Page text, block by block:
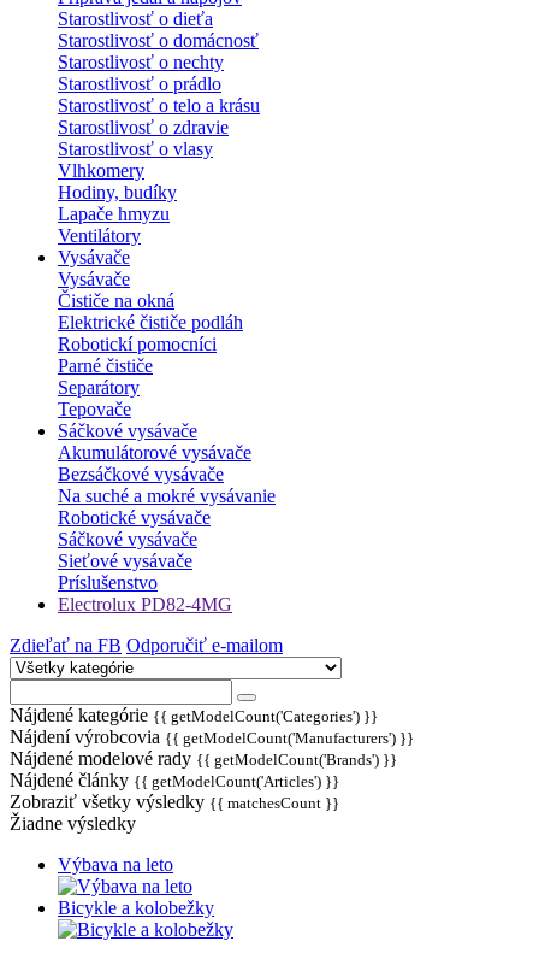
Starostlivosť o dieťa
Starostlivosť o domácnosť
Starostlivosť o nechty
Starostlivosť o prádlo
Starostlivosť o telo a krásu
Starostlivosť o zdravie
Starostlivosť o vlasy
Vlhkomery
Hodiny, budíky
Lapače hmyzu
Ventilátory
Vysávače
Vysávače
Čističe na okná
Elektrické čističe podláh
Robotickí pomocníci
Parné čističe
Separátory
Tepovače
Sáčkové vysávače
Akumulátorové vysávače
Bezsáčkové vysávače
Na suché a mokré vysávanie
Robotické vysávače
Sáčkové vysávače
Sieťové vysávače
Príslušenstvo
Electrolux PD82-4MG
Zdieľať na FB Odporučiť e-mailom
Nájdené kategórie {{ getModelCount('Categories') }}
Nájdení výrobcovia {{ getModelCount('Manufacturers') }}
Nájdené modelové rady {{ getModelCount('Brands') }}
Nájdené články {{ getModelCount('Articles') }}
Zobraziť všetky výsledky {{ matchesCount }}
Žiadne výsledky
Výbava na leto
Bicykle a kolobežky